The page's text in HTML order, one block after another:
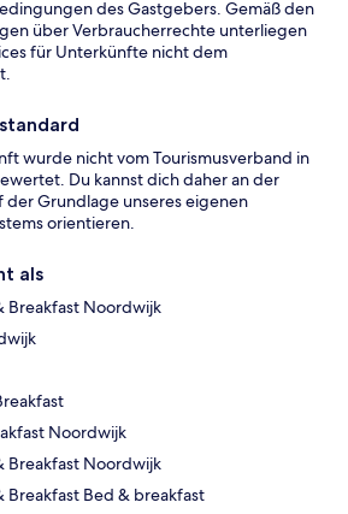
des Gastgebers. Gemäß den
über Verbraucherrechte unterliegen
für Unterkünfte nicht dem
wurde nicht vom Tourismusverband in
Du kannst dich daher an der
der Grundlage unseres eigenen
orientieren.
als
Breakfast Noordwijk
Noordwijk
Breakfast Noordwijk
Breakfast Bed & breakfast